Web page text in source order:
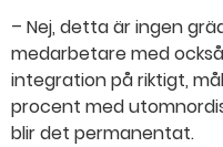
– Nej, detta är ingen
medarbetare med
integration på riktigt,
procent med
blir det permanentat.